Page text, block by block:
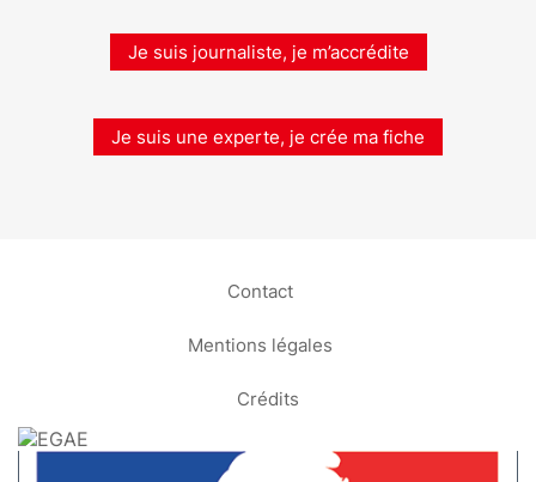
Je suis journaliste, je m’accrédite
Je suis une experte, je crée ma fiche
Contact
Mentions légales
Crédits